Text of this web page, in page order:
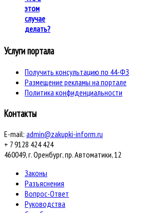
этом
случае
делать?
Услуги портала
Получить консультацию по 44-ФЗ
Размещение рекламы на портале
Политика конфиденциальности
Контакты
E-mail: admin@zakupki-inform.ru
+ 7 9128 424 424
460049, г. Оренбург, пр. Автоматики, 12
Законы
Разъяснения
Вопрос-Ответ
Руководства